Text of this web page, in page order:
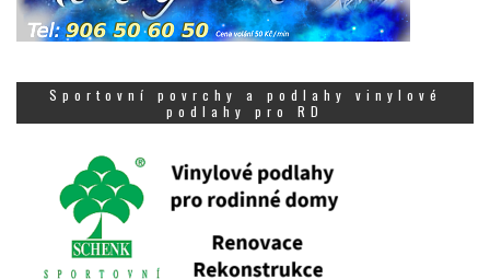
Sportovní povrchy a podlahy vinylové
podlahy pro RD